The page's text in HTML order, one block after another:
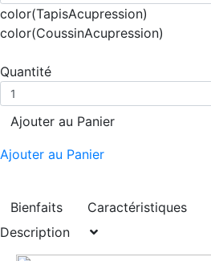
color(TapisAcupression)
color(CoussinAcupression)
Quantité
Ajouter au Panier
Ajouter au Panier
Bienfaits Caractéristiques
Description